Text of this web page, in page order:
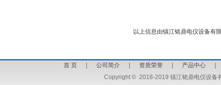
以上信息由镇江铭鼎电仪设备有
首 页| 公司简介| 资质荣誉| 产品中心
Copyright© 2018-2019 镇江铭鼎电仪设备